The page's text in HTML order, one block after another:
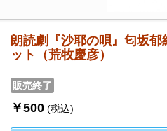
朗読劇『沙耶の唄』匂坂
ット（荒牧慶彦）
販売終了
￥500 (税込)